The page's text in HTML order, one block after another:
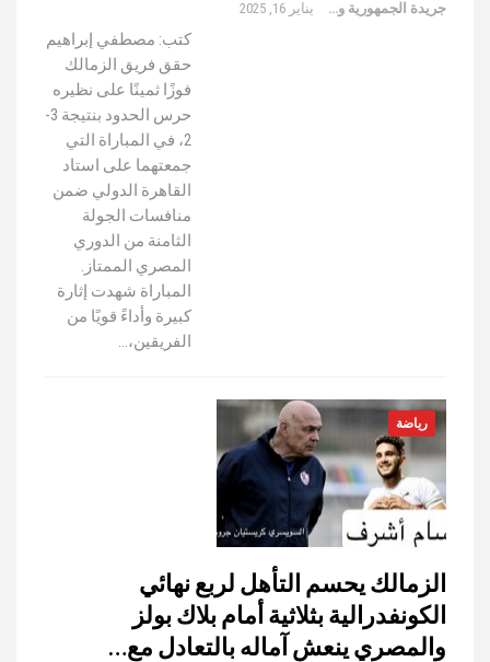
جريدة الجمهورية والعالم يناير 16, 2025
كتب: مصطفي إبراهيم
حقق فريق الزمالك
فوزًا ثمينًا على نظيره
حرس الحدود بنتيجة 3-
2، في المباراة التي
جمعتهما على استاد
القاهرة الدولي ضمن
منافسات الجولة
الثامنة من الدوري
المصري الممتاز.
المباراة شهدت إثارة
كبيرة وأداءً قويًا من
الفريقين،…
رياضة
الزمالك يحسم التأهل لربع نهائي
الكونفدرالية بثلاثية أمام بلاك بولز
والمصري ينعش آماله بالتعادل مع…